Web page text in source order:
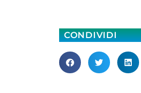
CONDIVIDI